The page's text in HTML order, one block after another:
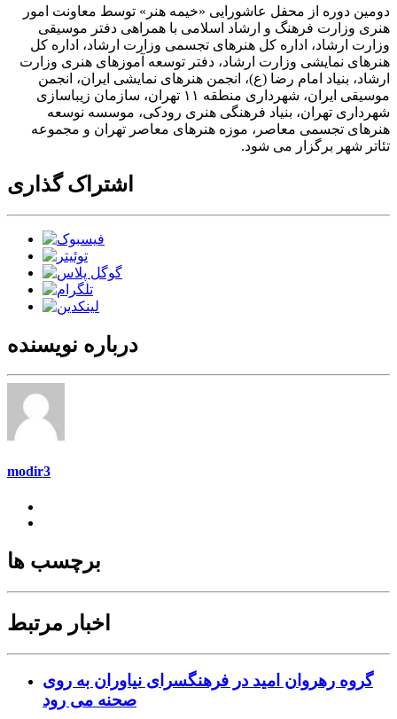
دومین دوره از محفل عاشورایی «خیمه هنر» توسط معاونت امور
هنری وزارت فرهنگ و ارشاد اسلامی با همراهی دفتر موسیقی
وزارت ارشاد، اداره کل هنرهای تجسمی وزارت ارشاد، اداره کل
هنرهای نمایشی وزارت ارشاد، دفتر توسعه آموزهای هنری وزارت
ارشاد، بنیاد امام رضا (ع)، انجمن هنرهای نمایشی ایران، انجمن
موسیقی ایران، شهرداری منطقه ۱۱ تهران، سازمان زیباسازی
شهرداری تهران، بنیاد فرهنگی هنری رودکی، موسسه نوسعه
هنرهای تجسمی معاصر، موزه هنرهای معاصر تهران و مجموعه
تئاتر شهر برگزار می شود.
اشتراک گذاری
درباره نویسنده
modir3
برچسب ها
اخبار مرتبط
گروه رهروان امید در فرهنگسرای نیاوران به روی
صحنه می رود